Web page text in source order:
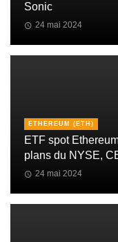
Sonic
24 mai 2024
ETHEREUM (ETH)
ETF spot
plans du NYSE,
24 mai 2024